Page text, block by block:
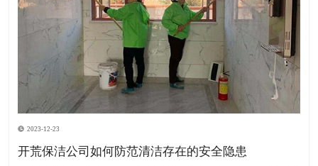
2023-12-23
开荒保洁公司如何防范清洁存在的安全隐患